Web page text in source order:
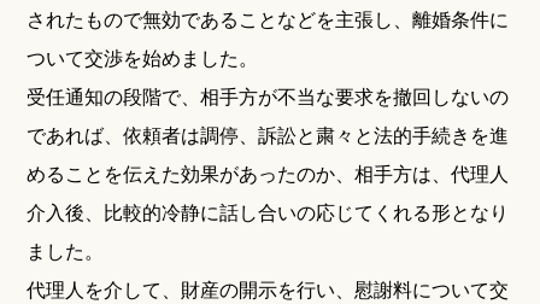
されたもので無効であることなどを主張し、離婚条件に
ついて交渉を始めました。
受任通知の段階で、相手方が不当な要求を撤回しないの
であれば、依頼者は調停、訴訟と粛々と法的手続きを進
めることを伝えた効果があったのか、相手方は、代理人
介入後、比較的冷静に話し合いの応じてくれる形となり
ました。
代理人を介して、財産の開示を行い、慰謝料について交